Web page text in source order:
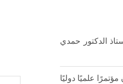
الدكتور حمدي
مؤتمرًا علميًا دوليًا